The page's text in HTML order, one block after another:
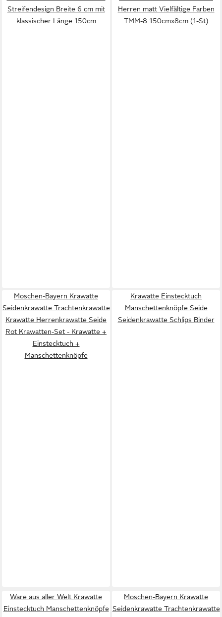
Streifendesign Breite 6 cm mit
klassischer Länge 150cm
Herren matt Vielfältige Farben
TMM-8 150cmx8cm (1-St)
Moschen-Bayern Krawatte
Seidenkrawatte Trachtenkrawatte
Krawatte Herrenkrawatte Seide
Rot Krawatten-Set - Krawatte +
Einstecktuch +
Manschettenknöpfe
Krawatte Einstecktuch
Manschettenknöpfe Seide
Seidenkrawatte Schlips Binder
Ware aus aller Welt Krawatte
Einstecktuch Manschettenknöpfe
Moschen-Bayern Krawatte
Seidenkrawatte Trachtenkrawatte